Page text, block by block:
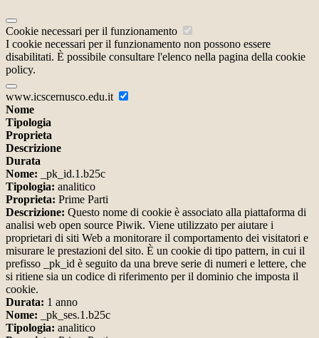
Cookie necessari per il funzionamento
I cookie necessari per il funzionamento non possono essere
disabilitati. È possibile consultare l'elenco nella pagina della cookie
policy.
www.icscernusco.edu.it
Nome
Tipologia
Proprieta
Descrizione
Durata
Nome: _pk_id.1.b25c
Tipologia: analitico
Proprieta: Prime Parti
Descrizione: Questo nome di cookie è associato alla piattaforma di
analisi web open source Piwik. Viene utilizzato per aiutare i
proprietari di siti Web a monitorare il comportamento dei visitatori e
misurare le prestazioni del sito. È un cookie di tipo pattern, in cui il
prefisso _pk_id è seguito da una breve serie di numeri e lettere, che
si ritiene sia un codice di riferimento per il dominio che imposta il
cookie.
Durata: 1 anno
Nome: _pk_ses.1.b25c
Tipologia: analitico